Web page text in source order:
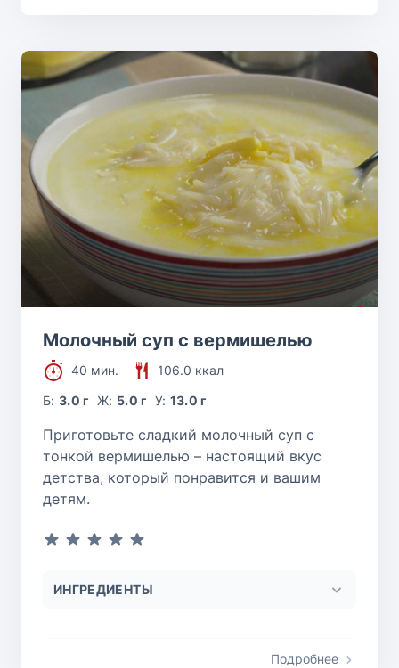
Молочный суп с вермишелью
40 мин.
106.0 ккал
Б:3.0 г Ж: 5.0 г У: 13.0 г
Приготовьте сладкий молочный суп с
тонкой вермишелью – настоящий вкус
детства, который понравится и вашим
детям.
ИНГРЕДИЕНТЫ
Подробнее